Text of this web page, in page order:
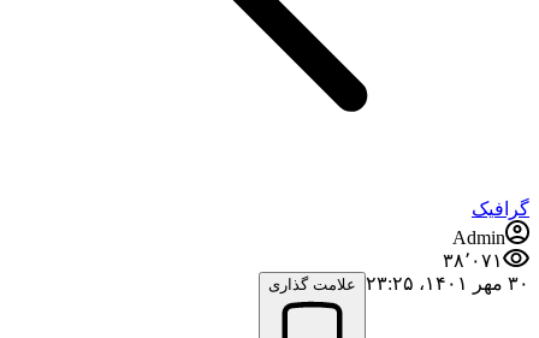
گرافیک
Admin
۳۸٬۰۷۱
۳۰ مهر ۱۴۰۱،‏ ۲۳:۲۵
علامت گذاری